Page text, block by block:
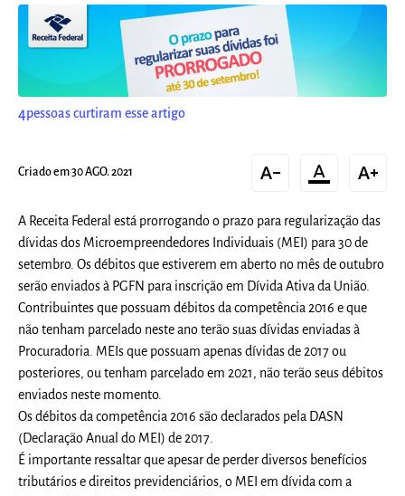
4pessoas curtiram esse artigo
Criado em 30 AGO. 2021 text_decrease format_color_text text_increase
A Receita Federal está prorrogando o prazo para regularização das
dívidas dos Microempreendedores Individuais (MEI) para 30 de
setembro. Os débitos que estiverem em aberto no mês de outubro
serão enviados à PGFN para inscrição em Dívida Ativa da União.
Contribuintes que possuam débitos da competência 2016 e que
não tenham parcelado neste ano terão suas dívidas enviadas à
Procuradoria. MEIs que possuam apenas dívidas de 2017 ou
posteriores, ou tenham parcelado em 2021, não terão seus débitos
enviados neste momento.
Os débitos da competência 2016 são declarados pela DASN
(Declaração Anual do MEI) de 2017.
É importante ressaltar que apesar de perder diversos benefícios
tributários e direitos previdenciários, o MEI em dívida com a